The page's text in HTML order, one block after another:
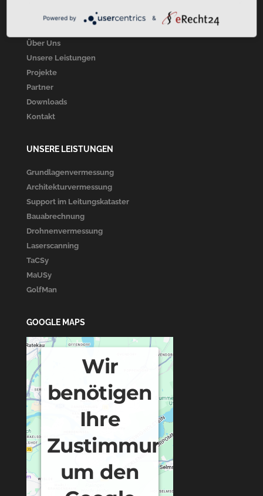
Über Uns
Unsere Leistungen
Projekte
Partner
Downloads
Kontakt
UNSERE LEISTUNGEN
Grundlagenvermessung
Architekturvermessung
Support im Leitungskataster
Bauabrechnung
Drohnenvermessung
Laserscanning
TaCSy
MaUSy
GolfMan
GOOGLE MAPS
Wir
benötigen
Ihre
Zustimmung,
um den
Powered by &